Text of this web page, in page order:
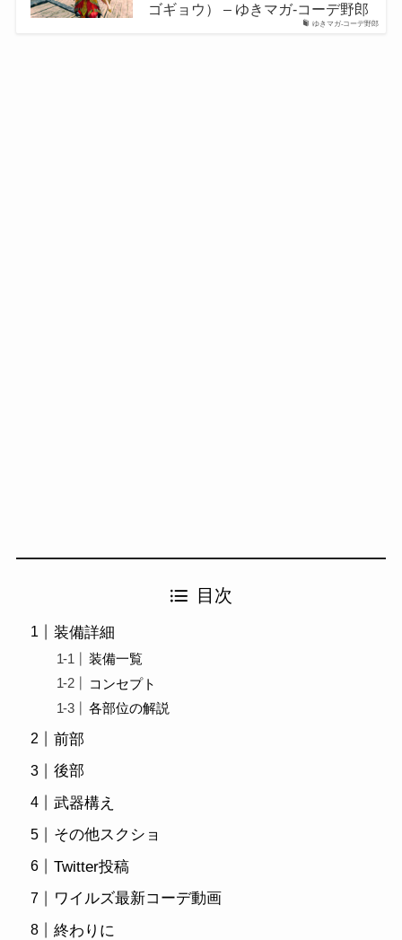
ゆきマガ-コーデ野郎
ゴギョウ） – ゆきマガ-コーデ野郎
目次
装備詳細
装備一覧
コンセプト
各部位の解説
前部
後部
武器構え
その他スクショ
Twitter投稿
ワイルズ最新コーデ動画
終わりに